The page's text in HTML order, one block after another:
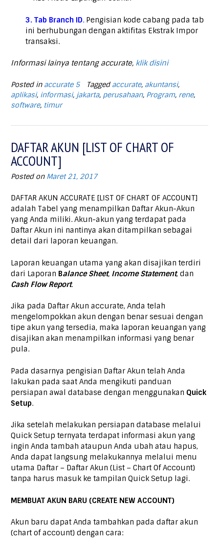
3. Tab Branch ID. Pengisian kode cabang pada tab
ini berhubungan dengan aktifitas Ekstrak Impor
transaksi.
Informasi lainya tentang accurate, klik disini
Posted in accurate 5 Tagged accurate, akuntansi,
aplikasi, informasi, jakarta, perusahaan, Program, rene,
software, timur
DAFTAR AKUN [LIST OF CHART OF
ACCOUNT]
Posted on Maret 21, 2017
DAFTAR AKUN ACCURATE [LIST OF CHART OF ACCOUNT]
adalah Tabel yang menampilkan Daftar Akun-Akun
yang Anda miliki. Akun-akun yang terdapat pada
Daftar Akun ini nantinya akan ditampilkan sebagai
detail dari laporan keuangan.
Laporan keuangan utama yang akan disajikan terdiri
dari Laporan Balance Sheet, Income Statement, dan
Cash Flow Report.
Jika pada Daftar Akun accurate, Anda telah
mengelompokkan akun dengan benar sesuai dengan
tipe akun yang tersedia, maka laporan keuangan yang
disajikan akan menampilkan informasi yang benar
pula.
Pada dasarnya pengisian Daftar Akun telah Anda
lakukan pada saat Anda mengikuti panduan
persiapan awal database dengan menggunakan Quick
Setup.
Jika setelah melakukan persiapan database melalui
Quick Setup ternyata terdapat informasi akun yang
ingin Anda tambah ataupun Anda ubah atau hapus,
Anda dapat langsung melakukannya melalui menu
utama Daftar – Daftar Akun (List – Chart Of Account)
tanpa harus masuk ke tampilan Quick Setup lagi.
MEMBUAT AKUN BARU (CREATE NEW ACCOUNT)
Akun baru dapat Anda tambahkan pada daftar akun
(chart of account) dengan cara: